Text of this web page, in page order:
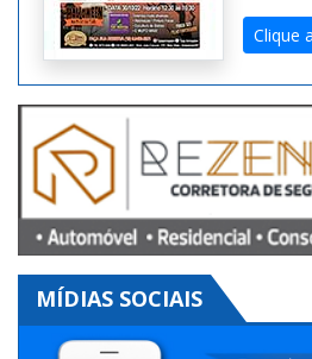
Clique
MÍDIAS SOCIAIS